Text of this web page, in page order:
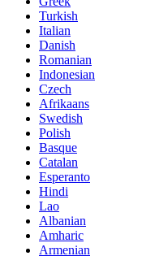
Turkish
Italian
Danish
Romanian
Indonesian
Czech
Afrikaans
Swedish
Polish
Basque
Catalan
Esperanto
Hindi
Lao
Albanian
Amharic
Armenian